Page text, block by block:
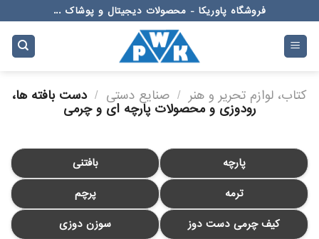
to
content
فروشگاه پاوریکا - محصولات دیجیتال و پوشاک ...
کتاب، لوازم تحریر و هنر / صنایع دستی / دست بافته‌ ها،
رودوزی و محصولات پارچه ای و چرمی
بافتنی
پارچه
پرچم
ترمه
سوزن دوزی
کیف چرمی دست دوز